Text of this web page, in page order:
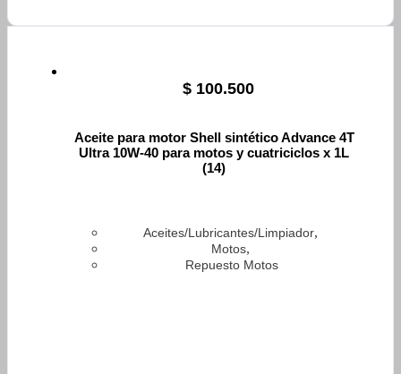
$ 100.500
Aceite para motor Shell sintético Advance 4T
Ultra 10W-40 para motos y cuatriciclos x 1L
(14)
Aceites/Lubricantes/Limpiador,
Motos,
Repuesto Motos